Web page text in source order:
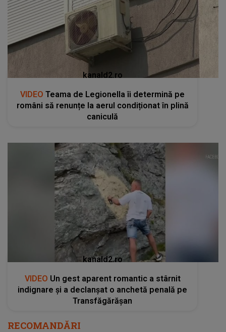
kanald2.ro
VIDEO Teama de Legionella îi determină pe
români să renunțe la aerul condiționat în plină
caniculă
kanald2.ro
VIDEO Un gest aparent romantic a stârnit
indignare și a declanșat o anchetă penală pe
Transfăgărășan
RECOMANDĂRI